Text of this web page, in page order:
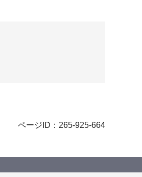
ページID：265-925-664